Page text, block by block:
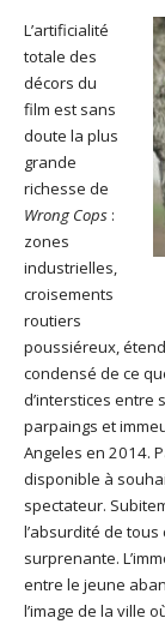
L’artificialité
totale des
décors du
film est sans
doute la plus
grande
richesse de
Wrong Cops :
zones
industrielles,
croisements
routiers
poussiéreux,
condensé de ce
d’interstices entre
parpaings et
Angeles en 2014.
disponible à
spectateur.
l’absurdité de
surprenante.
entre le jeune
l’image de la ville